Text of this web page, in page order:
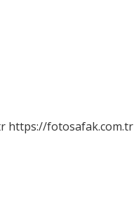
https://fotosafak.com.tr